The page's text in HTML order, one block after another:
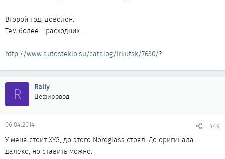
Второй год, доволен.
Тем более - расходник...
http://www.autosteklo.su/catalog/irkutsk/7630/?
R Rally
Цефировод
06.04.2014 #49
У меня стоит XYG, до этого Nordglass стоял. До оригинала
далеко, но ставить можно.